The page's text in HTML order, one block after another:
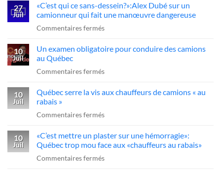
la
FCCRQ
presse
d’agir
des
gros
problèmes
l’industrie
transport»
27
Juil
«C’est qui ce sans-dessein?»:Alex Dubé sur un
camionneur qui fait une manœuvre dangereuse
Commentaires ferméssur
qui
sans-
Dubé
un
qui
10
Juil
Un examen obligatoire pour conduire des camions
au Québec
Commentaires ferméssur
examen
pour
des
camions
au
10
Juil
Québec serre la vis aux chauffeurs de camions « au
rabais »
Commentaires ferméssur
serre
la
vis
10
Juil
«C’est mettre un plaster sur une hémorragie»:
Québec trop mou face aux «chauffeurs au rabais»
Commentaires ferméssur